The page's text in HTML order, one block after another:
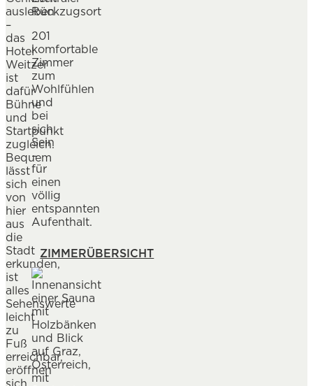
ausleben
–
das
Hotel
Weitzer
ist
dafür
Bühne
und
Startpunkt
zugleich.
Bequem
lässt
sich
von
hier
aus
die
Stadt
erkunden,
ist
alles
Sehenswerte
leicht
zu
Fuß
erreichbar,
eröffnen
sich
Rückzugsort
201
komfortable
Zimmer
zum
Wohlfühlen
und
bei
sich
Sein
–
für
einen
völlig
entspannten
Aufenthalt.
ZIMMERÜBERSICHT